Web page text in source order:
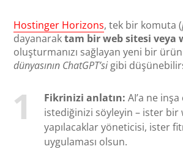
Hostinger Horizons, tek bir komuta (
dayanaraktam bir web sitesi veya
oluşturmanızı sağlayan yeni bir
dünyasının ChatGPT’si gibi
Fikrinizi anlatın: AI’a ne
istediğinizi söyleyin – ister bir
yapılacaklar yöneticisi, ister
uygulaması olsun.